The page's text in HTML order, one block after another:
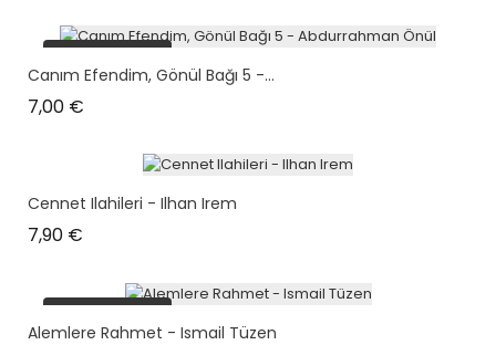
plus en stock
Canım Efendim, Gönül Bağı 5 -...
7,00 €
Cennet Ilahileri - Ilhan Irem
7,90 €
plus en stock
Alemlere Rahmet - Ismail Tüzen